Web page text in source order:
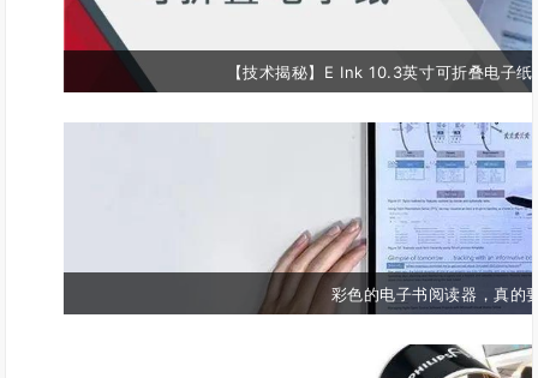
【技术揭秘】E Ink 10.3英寸可折叠电子
彩色的电子书阅读器，真的